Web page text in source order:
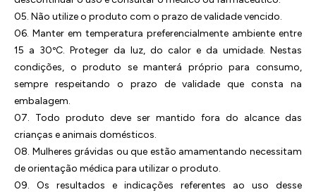
05. Não utilize o produto com o prazo de validade vencido.
06. Manter em temperatura preferencialmente ambiente entre
15 a 30ºC. Proteger da luz, do calor e da umidade. Nestas
condições, o produto se manterá próprio para consumo,
sempre respeitando o prazo de validade que consta na
embalagem.
07. Todo produto deve ser mantido fora do alcance das
crianças e animais domésticos.
08. Mulheres grávidas ou que estão amamentando necessitam
de orientação médica para utilizar o produto.
09. Os resultados e indicações referentes ao uso desse